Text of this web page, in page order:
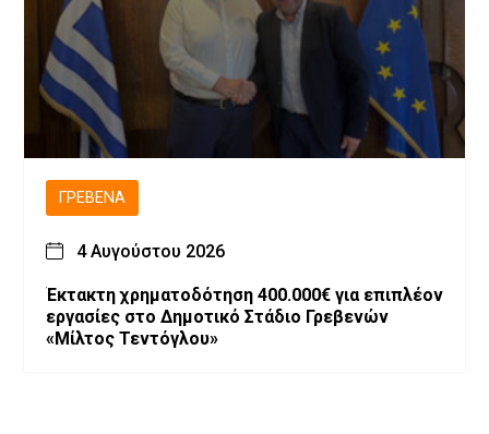
ΓΡΕΒΕΝΆ
4 Αυγούστου 2026
Έκτακτη χρηματοδότηση 400.000€ για επιπλέον
εργασίες στο Δημοτικό Στάδιο Γρεβενών
«Μίλτος Τεντόγλου»